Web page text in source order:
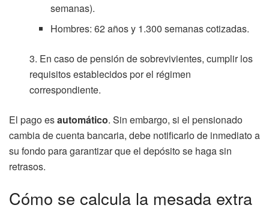
semanas).
Hombres: 62 años y 1.300 semanas cotizadas.
En caso de pensión de sobrevivientes, cumplir los
requisitos establecidos por el régimen
correspondiente.
El pago esautomático. Sin embargo, si el pensionado
cambia de cuenta bancaria, debe notificarlo de inmediato a
su fondo para garantizar que el depósito se haga sin
retrasos.
Cómo se calcula la mesada extra